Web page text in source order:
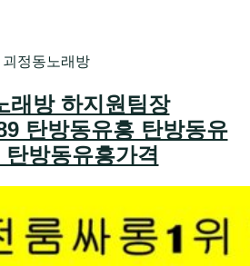
괴정동노래방
래방 하지원팀장
탄방동유흥 탄방동유
탄방동유흥가격